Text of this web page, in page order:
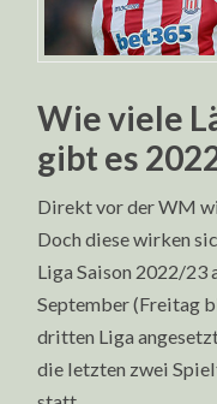
Wie viele
gibt es
Direkt vor der WM
Doch diese wirken
Liga Saison 2022/23
September (Freitag
dritten Liga
die letzten zwei